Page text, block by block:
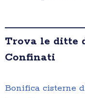
Trova le ditte
Confinati
Bonifica cisterne